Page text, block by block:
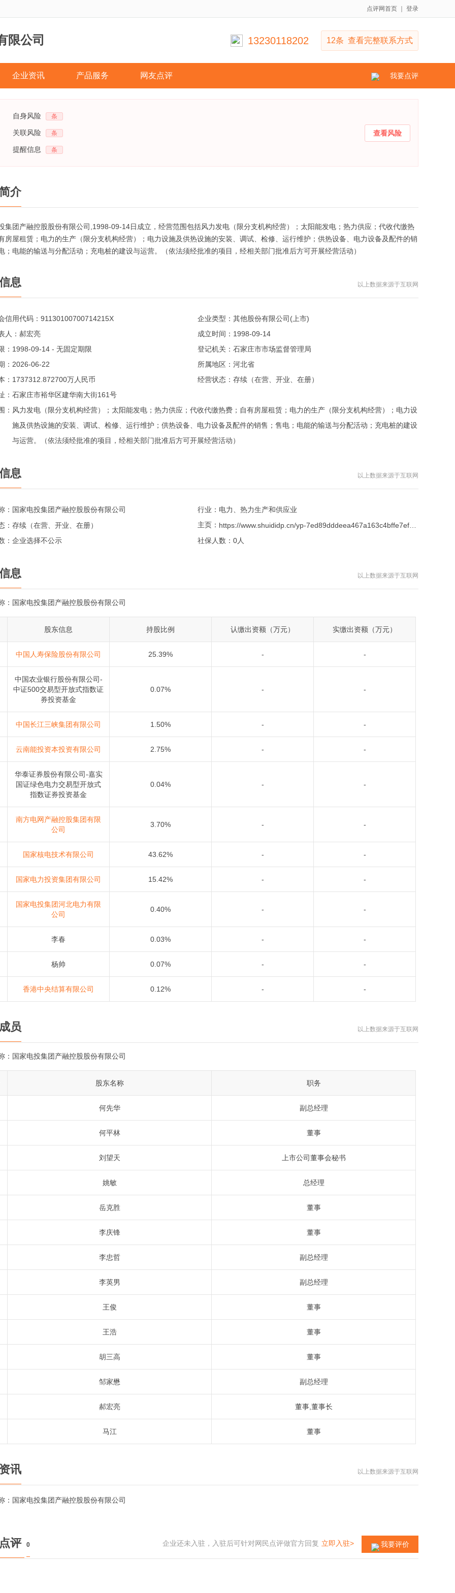
点评网首页 登录
限公司 13230118202 12条 查看完整联系方式
企业资讯 产品服务 网友点评 我要点评
自身风险 条
关联风险 条
提醒信息 条
查看风险
介
集团产融控股股份有限公司,1998-09-14日成立，经营范围包括风力发电（限分支机构经营）；太阳能发电；热力供应；代收代缴热
房屋租赁；电力的生产（限分支机构经营）；电力设施及供热设施的安装、调试、检修、运行维护；供热设备、电力设备及配件的销
；电能的输送与分配活动；充电桩的建设与运营。（依法须经批准的项目，经相关部门批准后方可开展经营活动）
息 以上数据来源于互联网
信用代码： 91130100700714215X 企业类型： 其他股份有限公司(上市)
人： 郝宏亮 成立时间： 1998-09-14
： 1998-09-14 - 无固定期限 登记机关： 石家庄市市场监督管理局
： 2026-06-22 所属地区： 河北省
： 1737312.872700万人民币 经营状态： 存续（在营、开业、在册）
： 石家庄市裕华区建华南大街161号
： 风力发电（限分支机构经营）；太阳能发电；热力供应；代收代缴热费；自有房屋租赁；电力的生产（限分支机构经营）；电力设
施及供热设施的安装、调试、检修、运行维护；供热设备、电力设备及配件的销售；售电；电能的输送与分配活动；充电桩的建设
与运营。（依法须经批准的项目，经相关部门批准后方可开展经营活动）
息 以上数据来源于互联网
： 国家电投集团产融控股股份有限公司 行业： 电力、热力生产和供应业
： 存续（在营、开业、在册） 主页：
https://www.shuididp.cn/yp-7ed89dddeea467a163c4bffe7ef93b38.html
： 企业选择不公示 社保人数： 0人
息 以上数据来源于互联网
： 国家电投集团产融控股股份有限公司
股东信息 持股比例 认缴出资额（万元） 实缴出资额（万元）
中国人寿保险股份有限公司 25.39% - -
中国农业银行股份有限公司-
中证500交易型开放式指数证
券投资基金
0.07% - -
中国长江三峡集团有限公司 1.50% - -
云南能投资本投资有限公司 2.75% - -
华泰证券股份有限公司-嘉实
国证绿色电力交易型开放式
指数证券投资基金
0.04% - -
南方电网产融控股集团有限
公司
3.70% - -
国家核电技术有限公司 43.62% - -
国家电力投资集团有限公司 15.42% - -
国家电投集团河北电力有限
公司
0.40% - -
李春 0.03% - -
杨帅 0.07% - -
香港中央结算有限公司 0.12% - -
员 以上数据来源于互联网
： 国家电投集团产融控股股份有限公司
股东名称 职务
何先华 副总经理
何平林 董事
刘望天 上市公司董事会秘书
姚敏 总经理
岳克胜 董事
李庆锋 董事
李忠哲 副总经理
李英男 副总经理
王俊 董事
王浩 董事
胡三高 董事
邹家懋 副总经理
郝宏亮 董事,董事长
马江 董事
讯 以上数据来源于互联网
： 国家电投集团产融控股股份有限公司
评 0 我要评价
企业还未入驻，入驻后可针对网民点评做官方回复 立即入驻>